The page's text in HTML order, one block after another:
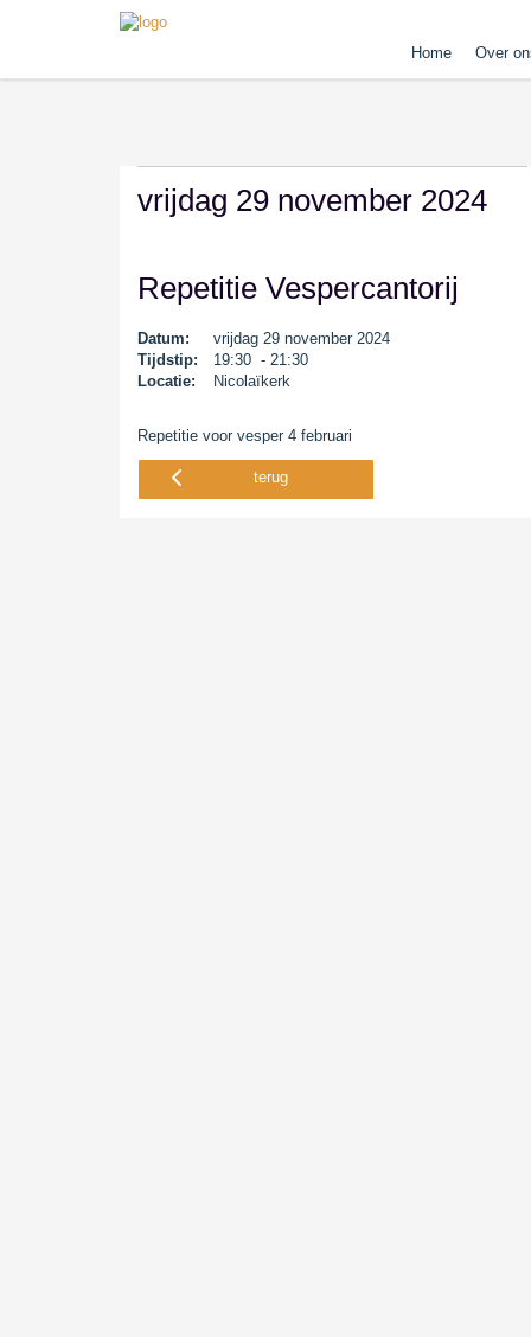
Home Over
vrijdag 29 november 2024
Repetitie Vespercantorij
Datum:
vrijdag 29 november 2024
Tijdstip:
19:30 - 21:30
Locatie:
Nicolaïkerk
Repetitie voor vesper 4 februari
terug